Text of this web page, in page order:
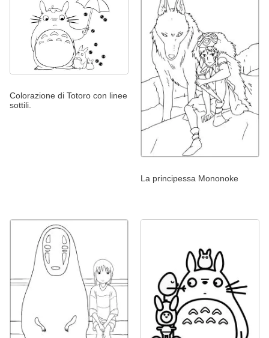
Colorazione di Totoro con linee
sottili.
La principessa Mononoke